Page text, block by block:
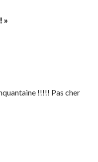
»
!!!!! Pas cher